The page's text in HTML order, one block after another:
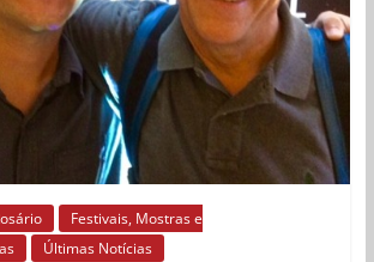
Festivais, Mostras e
Últimas Notícias